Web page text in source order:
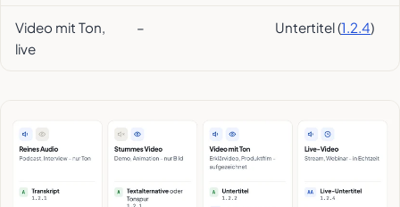
Video mit Ton,
live
– Untertitel (1.2.4)